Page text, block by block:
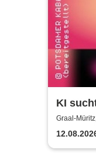
KI
&
Graal-